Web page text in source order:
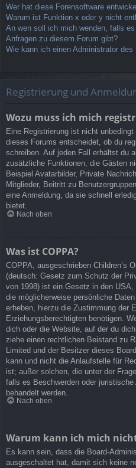
Wer hat diese Forensoftware
Warum ist Funktion x oder y nicht
An wen soll ich mich wenden, falls
Anfragen zu diesem Forum gibt?
Wie kann ich einen Administrator
Registrierung und
Wozu muss ich mich
Eine Registrierung ist nicht
dieses Forums entscheidet, ob du
schreiben. Auf jeden Fall erhältst du
zusätzliche Funktionen, die Gästen
Beispiel Avatarbilder, Private
Mitglieder, Beitritt zu
eine Anmeldung, da sie schnell
bietet.
Nach oben
Was ist COPPA?
COPPA, ausgeschrieben Children’s
(deutsch: Gesetz zum Schutz der
von 1998) ist ein Gesetz in den
die möglicherweise persönliche
erheben, hierzu die Zustimmung der
Erziehungsberechtigten benötigen.
dich oder die Website, auf der du
ziehe einen rechtlichen Beistand zu
Limited und der Besitzer dieses
kann und nicht die Anlaufstelle für
ist; außer solchen, die unter der
falls es Beschwerden oder
behandelt werden.
Nach oben
Warum kann ich mich
Es kann sein, dass die Board-
ausgeschaltet hat, damit sich keine